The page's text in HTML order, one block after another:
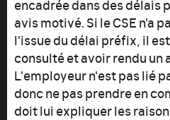
encadrée dans des délais
avis motivé. Si le CSE n'a
l'issue du délai préfix, il
consulté et avoir rendu un
L'employeur n'est pas lié
donc ne pas prendre en
doit lui expliquer les